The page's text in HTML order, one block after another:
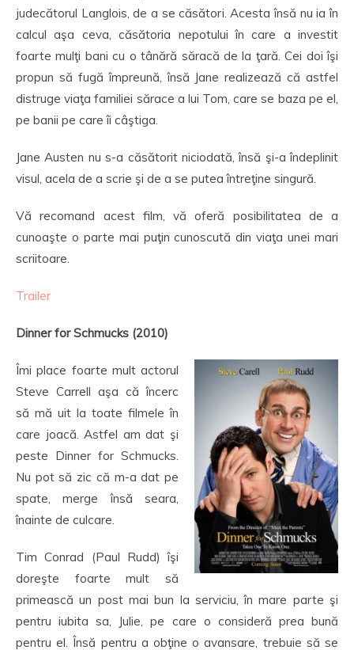
judecătorul Langlois, de a se căsători. Acesta însă nu ia în
calcul aşa ceva, căsătoria nepotului în care a investit
foarte mulţi bani cu o tânără săracă de la ţară. Cei doi îşi
propun să fugă împreună, însă Jane realizează că astfel
distruge viaţa familiei sărace a lui Tom, care se baza pe el,
pe banii pe care îi câştiga.
Jane Austen nu s-a căsătorit niciodată, însă şi-a îndeplinit
visul, acela de a scrie şi de a se putea întreţine singură.
Vă recomand acest film, vă oferă posibilitatea de a
cunoaşte o parte mai puţin cunoscută din viaţa unei mari
scriitoare.
Trailer
Dinner for Schmucks (2010)
Îmi place foarte mult actorul
Steve Carrell aşa că încerc
să mă uit la toate filmele în
care joacă. Astfel am dat şi
peste Dinner for Schmucks.
Nu pot să zic că m-a dat pe
spate, merge însă seara,
înainte de culcare.
Tim Conrad (Paul Rudd) îşi
doreşte foarte mult să
primească un post mai bun la serviciu, în mare parte şi
pentru iubita sa, Julie, pe care o consideră prea bună
pentru el. Însă pentru a obţine o avansare, trebuie să se